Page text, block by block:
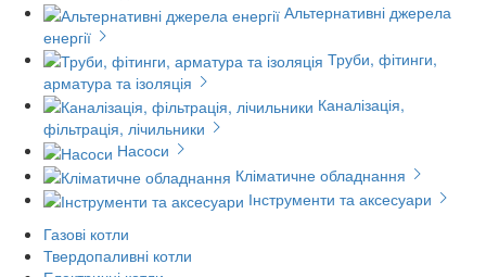
Альтернативні джерела
енергії
Труби, фітинги,
арматура та ізоляція
Каналізація,
фільтрація, лічильники
Насоси
Кліматичне обладнання
Інструменти та аксесуари
Газові котли
Твердопаливні котли